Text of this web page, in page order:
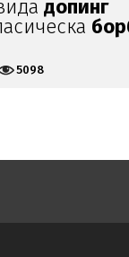
завърнав
2355